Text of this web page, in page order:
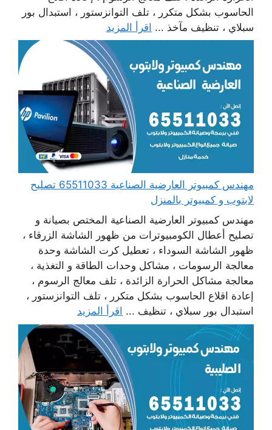
الحاسوب بشكل متكرر ، تلف التوانزستور ، استبدال بور
سبلاي ، تنظيف مآخذ ... اقرأ المزيد
مهندس كمبيوتر العارضية الصناعية 65511033 تصليح
لابتوب و كمبيوتر بالمنزل
مهندس كمبيوتر العارضية الصناعية المختص بصيانة و
تصليح أعطال الكومبيوترات من ظهور الشاشة الزرقاء ،
ظهور الشاشة السوداء ، تعطيل كرت الشاشة وحدة
معالجة الرسومات ، مشاكل وحدات الطاقة و التغذية ،
معالجة مشاكل الحرارة الزائدة ، تلف معالج الرسوم ،
إعادة اقلاع الحاسوب بشكل متكرر ، تلف التوانزستور ،
استبدال بور سبلاي ، تنظيف ... اقرأ المزيد